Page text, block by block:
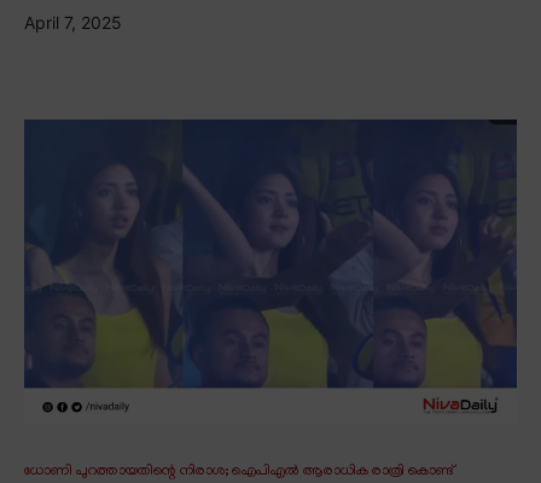
April 7, 2025
ധോണി പുറത്തായതിന്റെ നിരാശ; ഐപിഎൽ ആരാധിക രാത്രി കൊണ്ട്